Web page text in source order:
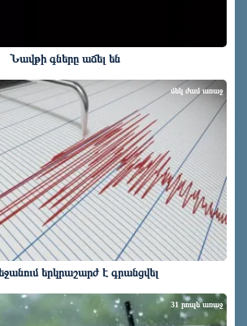
Նավթի գները աճել են
երկրաշարժ է գրանցվել
մեկ ժամ առաջ
31 րոպե առաջ